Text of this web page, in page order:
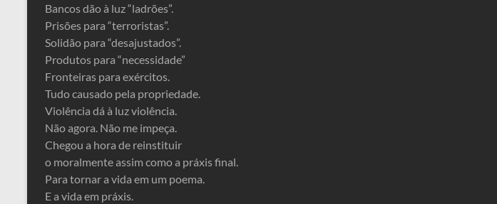
Bancos dão à luz “ladrões”.
Prisões para “terroristas”.
Solidão para “desajustados”.
Produtos para “necessidade”
Fronteiras para exércitos.
Tudo causado pela propriedade.
Violência dá à luz violência.
Não agora. Não me impeça.
Chegou a hora de reinstituir
o moralmente assim como a práxis final.
Para tornar a vida em um poema.
E a vida em práxis.